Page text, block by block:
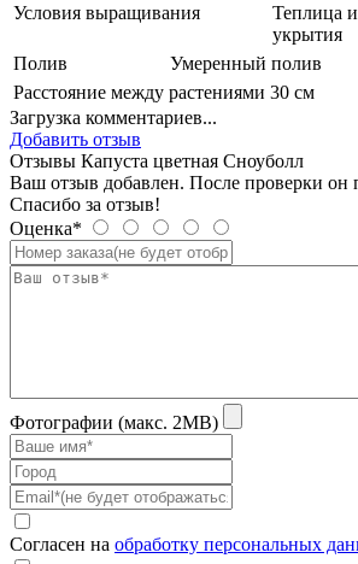
Условия выращивания
Теплица
укрытия
Полив
Умеренный полив
Расстояние между растениями 30 см
Загрузка комментариев...
Добавить отзыв
Отзывы Капуста цветная Сноуболл
Ваш отзыв добавлен. После проверки он
Спасибо за отзыв!
Оценка*
Фотографии (макс. 2MB)
Согласен на обработку персональных